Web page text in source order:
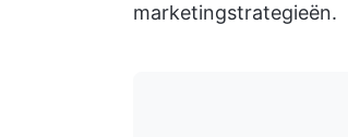
marketingstrategieën.